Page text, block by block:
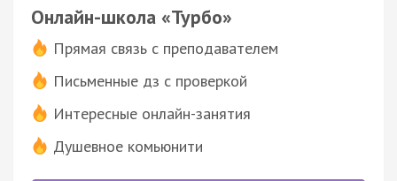
Онлайн-школа «Турбо»
Прямая связь с преподавателем
Письменные дз с проверкой
Интересные онлайн-занятия
Душевное комьюнити